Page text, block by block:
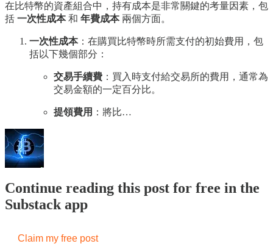
在比特幣的資產組合中，持有成本是非常關鍵的考量因素，包
括 一次性成本和 年費成本兩個方面。
一次性成本：在購買比特幣時所需支付的初始費用，包
括以下幾個部分：
交易手續費 ：買入時支付給交易所的費用，通常為
交易金額的一定百分比。
提領費用 ：將比…
Continue reading this post for free in the
Substack app
Claim my free post